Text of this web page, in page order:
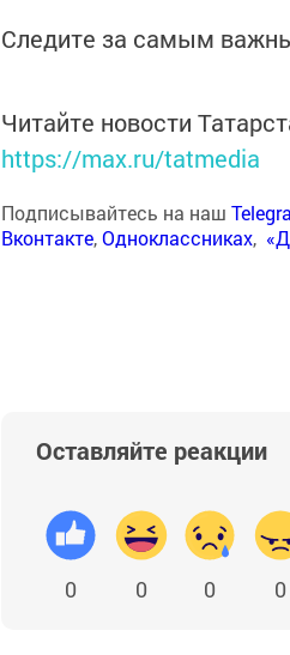
Следите за самым
Читайте новости
https://max.ru/tatmedia
Подписывайтесь на наш
Вконтакте,Одноклассниках,
Оставляйте реакции
0 0 0 0